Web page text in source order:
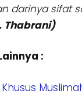
darinya sifat
Thabrani)
: